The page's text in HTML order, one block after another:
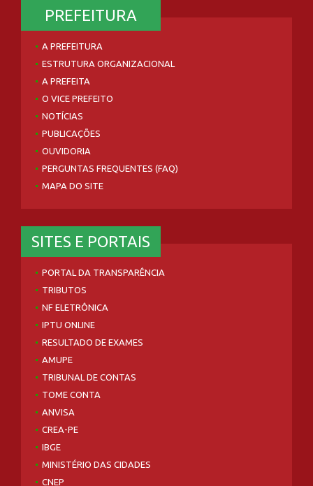
PREFEITURA
A PREFEITURA
ESTRUTURA ORGANIZACIONAL
A PREFEITA
O VICE PREFEITO
NOTÍCIAS
PUBLICAÇÕES
OUVIDORIA
PERGUNTAS FREQUENTES (FAQ)
MAPA DO SITE
SITES E PORTAIS
PORTAL DA TRANSPARÊNCIA
TRIBUTOS
NF ELETRÔNICA
IPTU ONLINE
RESULTADO DE EXAMES
AMUPE
TRIBUNAL DE CONTAS
TOME CONTA
ANVISA
CREA-PE
IBGE
MINISTÉRIO DAS CIDADES
CNEP